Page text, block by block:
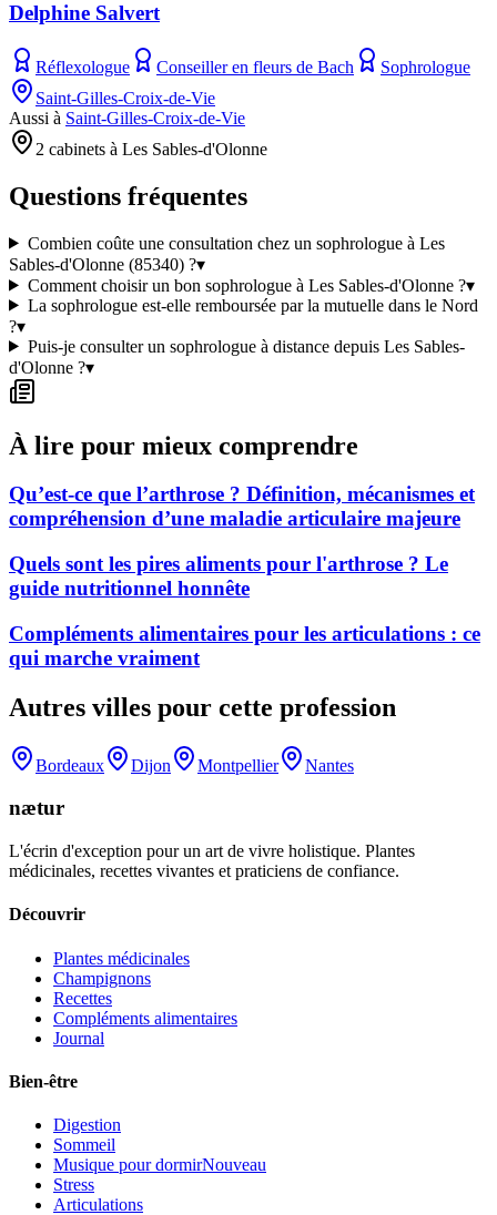
Delphine Salvert
Réflexologue Conseiller en fleurs de Bach
Sophrologue
Saint-Gilles-Croix-de-Vie
Aussi à Saint-Gilles-Croix-de-Vie
2 cabinets à Les Sables-d'Olonne
Questions fréquentes
Combien coûte une consultation chez un sophrologue à Les
Sables-d'Olonne (85340) ?▾
Comment choisir un bon sophrologue à Les Sables-d'Olonne ?▾
La sophrologue est-elle remboursée par la mutuelle dans le Nord
?▾
Puis-je consulter un sophrologue à distance depuis Les Sables-
d'Olonne ?▾
À lire pour mieux comprendre
Qu’est-ce que l’arthrose ? Définition, mécanismes et
compréhension d’une maladie articulaire majeure
Quels sont les pires aliments pour l'arthrose ? Le
guide nutritionnel honnête
Compléments alimentaires pour les articulations : ce
qui marche vraiment
Autres villes pour cette profession
Bordeaux Dijon Montpellier Nantes
nætur
L'écrin d'exception pour un art de vivre holistique. Plantes
médicinales, recettes vivantes et praticiens de confiance.
Découvrir
Plantes médicinales
Champignons
Recettes
Compléments alimentaires
Journal
Bien-être
Digestion
Sommeil
Musique pour dormirNouveau
Stress
Articulations